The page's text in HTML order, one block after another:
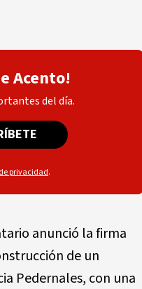
Acento!
del día.
privacidad.
anunció la firma
de un
Pedernales, con una